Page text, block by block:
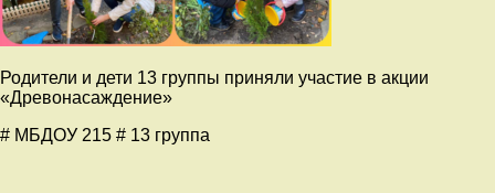
Родители и дети 13 группы приняли участие в акции
«Древонасаждение»
# МБДОУ 215 # 13 группа